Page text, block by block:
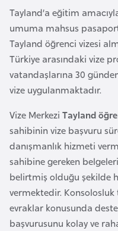
Tayland’a eğitim
umuma mahsus
Tayland öğrenci vizesi
Türkiye arasındaki vize
vatandaşlarına 30
vize uygulanmaktadır.
Vize Merkezi Tayland
sahibinin vize başvuru
danışmanlık hizmeti
sahibine gereken
belirtmiş olduğu şekilde
vermektedir.
evraklar konusunda
başvurusunu kolay ve
b
a
y
c
a
n
B
a
h
r
e
y
n